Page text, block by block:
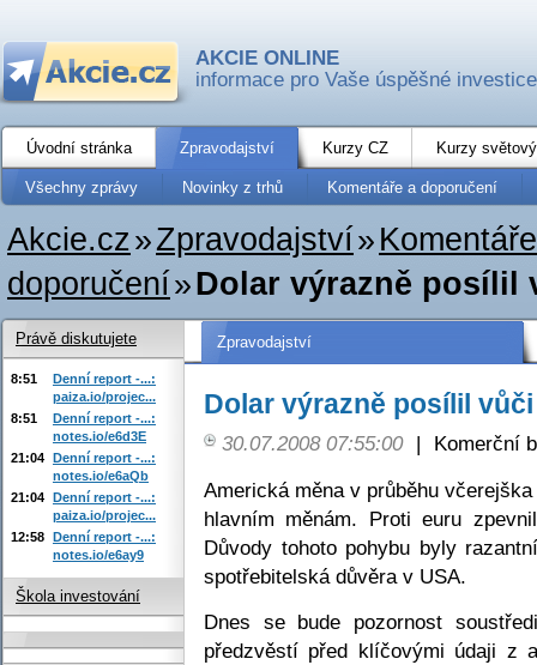
AKCIE ONLINE
informace pro Vaše úspěšné investice
Úvodní stránka Zpravodajství Kurzy CZ Kurzy
Všechny zprávy Novinky z trhů Komentáře a doporučení
Akcie.cz»Zpravodajství»
doporučení»Dolar výrazně posílil
Zpravodajství
Dolar výrazně posílil
30.07.2008 07:55:00 |
Komerční
Americká měna v průběhu
hlavním měnám. Proti euru
Důvody tohoto pohybu byly
spotřebitelská důvěra v USA.
Dnes se bude pozornost
předzvěstí před klíčovými údaji z
Právě diskutujete
8:51
Denní report -...:
paiza.io/projec...
8:51
Denní report -...:
notes.io/e6d3E
21:04 Denní report -...:
notes.io/e6aQb
21:04 Denní report -...:
paiza.io/projec...
12:58 Denní report -...:
notes.io/e6ay9
Škola investování